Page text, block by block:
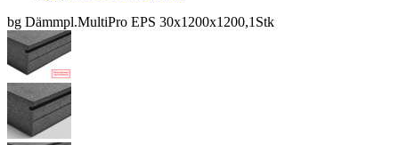
bg Dämmpl.MultiPro EPS 30x1200x1200,1Stk